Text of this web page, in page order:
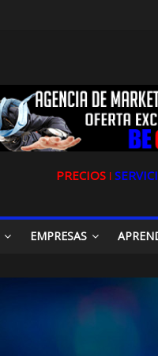
PRECIOS ǀ
EMPRESAS